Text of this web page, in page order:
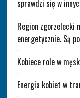
sprawdzi się w
Region zgorzelecki
energetycznie. Są
Kobiece role w
Energia kobiet w